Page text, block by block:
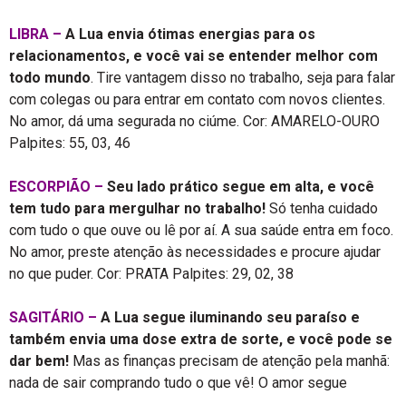
LIBRA – A Lua envia ótimas energias para os
relacionamentos, e você vai se entender melhor com
todo mundo. Tire vantagem disso no trabalho, seja para falar
com colegas ou para entrar em contato com novos clientes.
No amor, dá uma segurada no ciúme. Cor: AMARELO-OURO
Palpites: 55, 03, 46
ESCORPIÃO – Seu lado prático segue em alta, e você
tem tudo para mergulhar no trabalho! Só tenha cuidado
com tudo o que ouve ou lê por aí. A sua saúde entra em foco.
No amor, preste atenção às necessidades e procure ajudar
no que puder. Cor: PRATA Palpites: 29, 02, 38
SAGITÁRIO – A Lua segue iluminando seu paraíso e
também envia uma dose extra de sorte, e você pode se
dar bem! Mas as finanças precisam de atenção pela manhã:
nada de sair comprando tudo o que vê! O amor segue